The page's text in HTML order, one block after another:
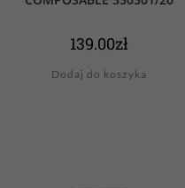
139.00zł
Dodaj do koszyka